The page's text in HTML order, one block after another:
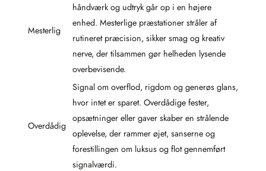
Mesterlig
håndværk og udtryk går op i en højere
enhed. Mesterlige præstationer stråler af
rutineret præcision, sikker smag og kreativ
nerve, der tilsammen gør helheden lysende
overbevisende.
Overdådig
Signal om overflod, rigdom og generøs glans,
hvor intet er sparet. Overdådige fester,
opsætninger eller gaver skaber en strålende
oplevelse, der rammer øjet, sanserne og
forestillingen om luksus og flot gennemført
signalværdi.